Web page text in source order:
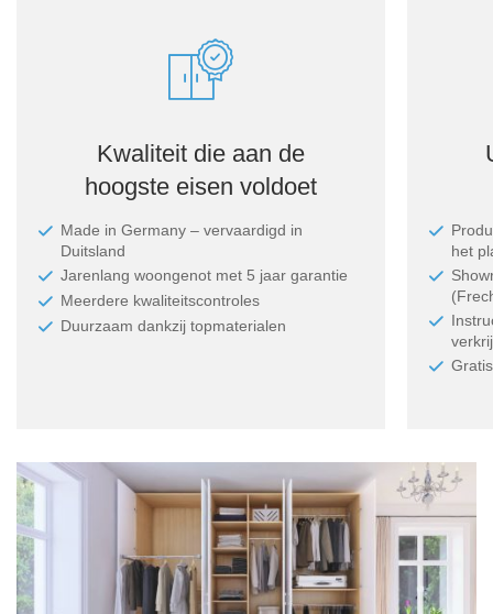
Kwaliteit die aan de
hoogste eisen voldoet
Made in Germany ‒ vervaardigd in
Duitsland
Jarenlang woongenot met 5 jaar garantie
Meerdere kwaliteitscontroles
Duurzaam dankzij topmaterialen
het